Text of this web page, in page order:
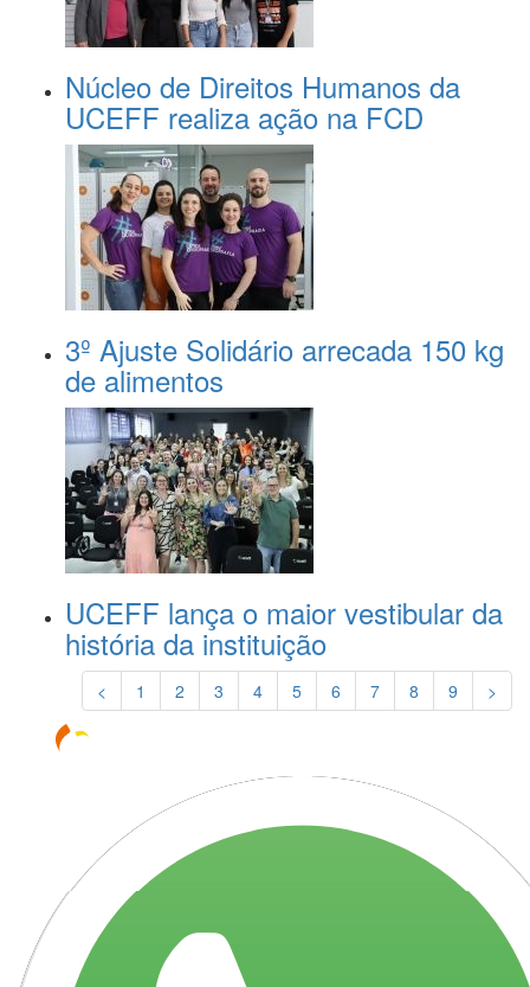
Núcleo de Direitos Humanos da
UCEFF realiza ação na FCD
3º Ajuste Solidário arrecada 150 kg
de alimentos
UCEFF lança o maior vestibular da
história da instituição
< 1 2 3 4 5 6 7 8 9 >